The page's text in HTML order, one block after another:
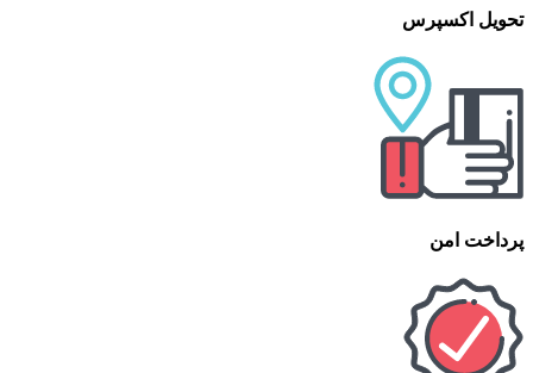
تحویل اکسپرس
پرداخت امن